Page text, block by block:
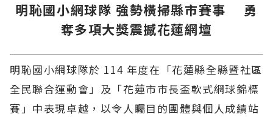
明恥國小網球隊 強勢橫掃縣市賽事 勇
奪多項大獎震撼花蓮網壇
明恥國小網球隊於 114 年度在「花蓮縣全縣暨社區
全民聯合運動會」及「花蓮市市長盃軟式網球錦標
賽」中表現卓越，以令人矚目的團體與個人成績站